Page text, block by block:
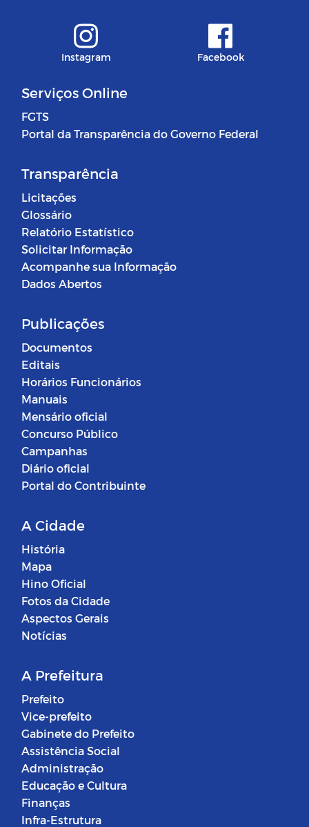
Instagram Facebook
Serviços Online
FGTS
Portal da Transparência do Governo Federal
Transparência
Licitações
Glossário
Relatório Estatístico
Solicitar Informação
Acompanhe sua Informação
Dados Abertos
Publicações
Documentos
Editais
Horários Funcionários
Manuais
Mensário oficial
Concurso Público
Campanhas
Diário oficial
Portal do Contribuinte
A Cidade
História
Mapa
Hino Oficial
Fotos da Cidade
Aspectos Gerais
Notícias
A Prefeitura
Prefeito
Vice-prefeito
Gabinete do Prefeito
Assistência Social
Administração
Educação e Cultura
Finanças
Infra-Estrutura